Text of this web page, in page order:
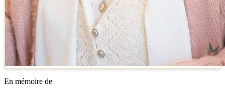
En mémoire de